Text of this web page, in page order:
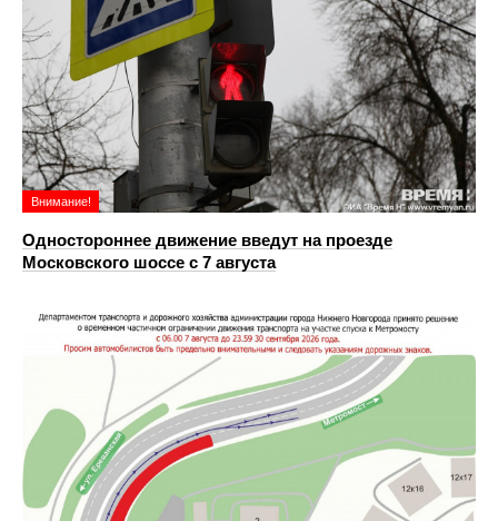
Внимание!
Одностороннее движение введут на проезде
Московского шоссе с 7 августа